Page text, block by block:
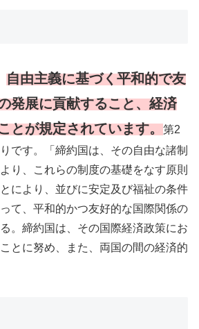
自由主義に基づく平和的で友
発展に貢献すること、経済
とが規定されています。第2
です。「締約国は、その自由な諸制
り、これらの制度の基礎をなす原則
により、並びに安定及び福祉の条件
て、平和的かつ友好的な国際関係の
。締約国は、その国際経済政策にお
とに努め、また、両国の間の経済的